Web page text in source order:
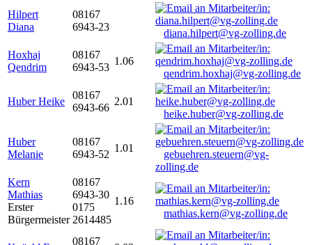
Hilpert
Diana
08167
6943-23
diana.hilpert@vg-zolling.de
Hoxhaj
Qendrim
08167
6943-53
1.06
qendrim.hoxhaj@vg-zolling.de
Huber Heike
08167
6943-66
2.01
heike.huber@vg-zolling.de
Huber
Melanie
08167
6943-52
1.01
gebuehren.steuern@vg-
zolling.de
Kern
Mathias
Erster
Bürgermeister
08167
6943-30
0175
2614485
1.16
mathias.kern@vg-zolling.de
08167